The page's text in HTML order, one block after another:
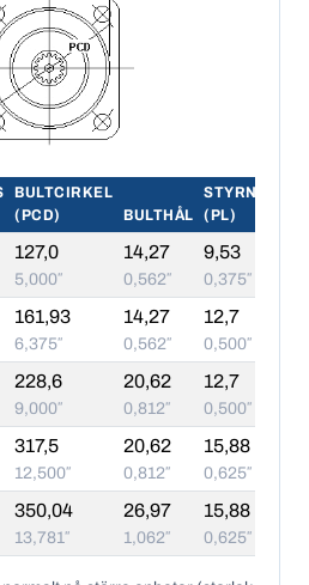
BULTCIRKEL
(PCD)
BULTHÅL
STYRNING
(PL)
127,0
5,000″
14,27
0,562″
9,53
0,375″
161,93
6,375″
14,27
0,562″
12,7
0,500″
228,6
9,000″
20,62
0,812″
12,7
0,500″
317,5
12,500″
20,62
0,812″
15,88
0,625″
350,04
13,781″
26,97
1,062″
15,88
0,625″